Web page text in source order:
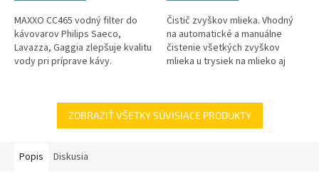
MAXXO CC465 vodný filter do
kávovarov Philips Saeco,
Lavazza, Gaggia zlepšuje kvalitu
vody pri príprave kávy.
Čistič zvyškov mlieka. Vhodný
na automatické a manuálne
čistenie všetkých zvyškov
mlieka u trysiek na mlieko aj
antibakteriálny....
ZOBRAZIŤ VŠETKY SÚVISIACE PRODUKTY
Popis Diskusia